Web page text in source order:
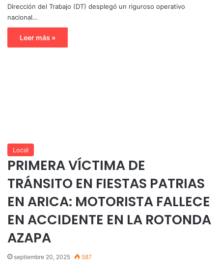
Dirección del Trabajo (DT) desplegó un riguroso operativo
nacional…
Leer más »
Local
PRIMERA VÍCTIMA DE
TRÁNSITO EN FIESTAS PATRIAS
EN ARICA: MOTORISTA FALLECE
EN ACCIDENTE EN LA ROTONDA
AZAPA
septiembre 20, 2025 587